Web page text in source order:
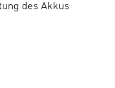
des Akkus